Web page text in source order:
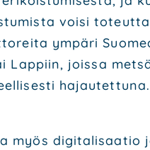
voi­si
ympä­ri
Lap­piin, jois­sa
myös